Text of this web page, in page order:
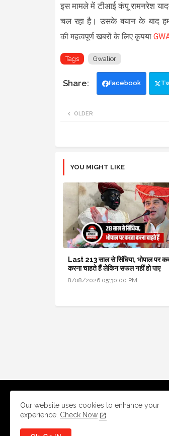
इस मामले में टीआई कंपू रामनरेश
चल रहा है। उसके बयान के बाद
की महत्वपूर्ण खबरों के लिए कृपया
Tags Gwalior
Facebook
OLDER
YOU MIGHT LIKE
Last 213 साल से सिंधिया, भोपाल पर
करना चाहते हैं लेकिन सफल नहीं हो पाए
8/08/2026 05:30:00 PM
Our website uses cookies to enhance your
experience. Check Now